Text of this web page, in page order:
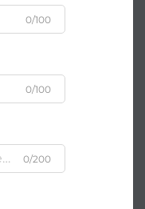
0/100
0/100
0/200